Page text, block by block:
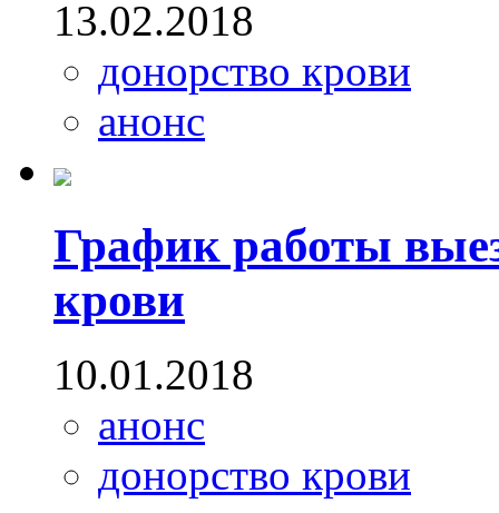
13.02.2018
донорство крови
анонс
График работы
крови
10.01.2018
анонс
донорство крови